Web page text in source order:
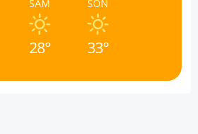
SAM
28°
SON
33°